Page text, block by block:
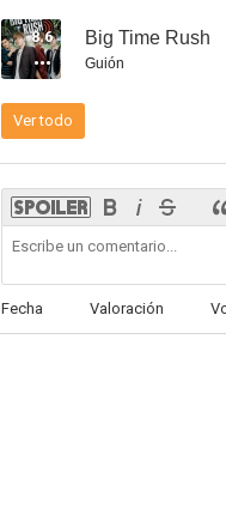
8.6 Big Time Rush
Guión
Ver todo
Fecha Valoración